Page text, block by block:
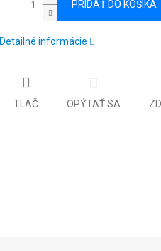
PRIDAŤ DO KOŠÍKA
Detailné informácie
TLAČ OPÝTAŤ SA